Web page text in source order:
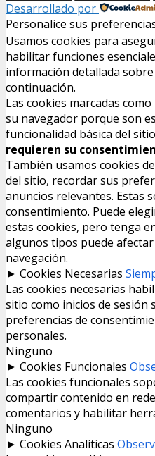
Desarrollado por
Personalice sus
Usamos cookies para
habilitar funciones
información detallada
continuación.
Las cookies marcadas como
su navegador porque son
funcionalidad básica del
requieren su
También usamos cookies
del sitio, recordar sus
anuncios relevantes. Estas
consentimiento. Puede
estas cookies, pero tenga
algunos tipos puede
navegación.
► Cookies Necesarias
Las cookies necesarias
sitio como inicios de sesión
preferencias de
personales.
Ninguno
► Cookies Funcionales
Las cookies funcionales
compartir contenido en
comentarios y habilitar
Ninguno
► Cookies Analíticas